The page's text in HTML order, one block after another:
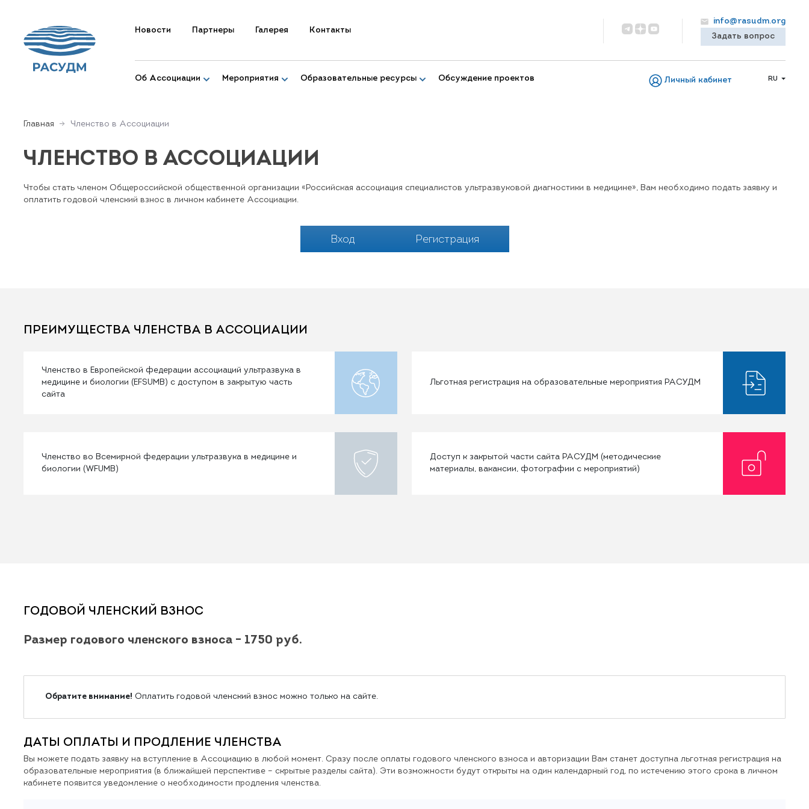
Новости Партнеры Галерея Контакты
info@rasudm.org
Задать вопрос
Об Ассоциации Мероприятия Образовательные ресурсы Обсуждение проектов Личный кабинет RU
Главная Членство в Ассоциации
ЧЛЕНСТВО В АССОЦИАЦИИ
Чтобы стать членом Общероссийской общественной организации «Российская ассоциация специалистов ультразвуковой диагностики в медицине», Вам необходимо подать заявку и
оплатить годовой членский взнос в личном кабинете Ассоциации.
Вход Регистрация
ПРЕИМУЩЕСТВА ЧЛЕНСТВА В АССОЦИАЦИИ
Членство в Европейской федерации ассоциаций ультразвука в
медицине и биологии (EFSUMB) с доступом в закрытую часть
сайта
Льготная регистрация на образовательные мероприятия РАСУДМ
Членство во Всемирной федерации ультразвука в медицине и
биологии (WFUMB)
Доступ к закрытой части сайта РАСУДМ (методические
материалы, вакансии, фотографии с мероприятий)
ГОДОВОЙ ЧЛЕНСКИЙ ВЗНОС
Размер годового членского взноса – 1750 руб.
Обратите внимание! Оплатить годовой членский взнос можно только на сайте.
ДАТЫ ОПЛАТЫ И ПРОДЛЕНИЕ ЧЛЕНСТВА
Вы можете подать заявку на вступление в Ассоциацию в любой момент. Сразу после оплаты годового членского взноса и авторизации Вам станет доступна льготная регистрация на
образовательные мероприятия (в ближайшей перспективе – скрытые разделы сайта). Эти возможности будут открыты на один календарный год, по истечению этого срока в личном
кабинете появится уведомление о необходимости продления членства.